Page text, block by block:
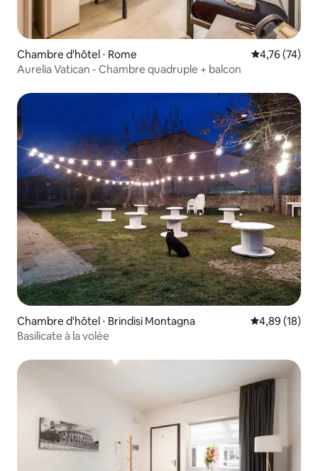
Chambre d'hôtel ⋅ Rome Évaluation
4,76 (74)
Aurelia Vatican - Chambre quadruple + balcon
Chambre d'hôtel ⋅ Brindisi Montagna Évaluation
4,89 (18)
Basilicate à la volée